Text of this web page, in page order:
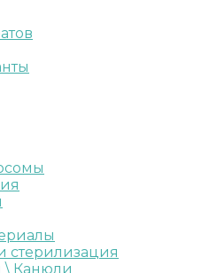
стерилизация
Канюли